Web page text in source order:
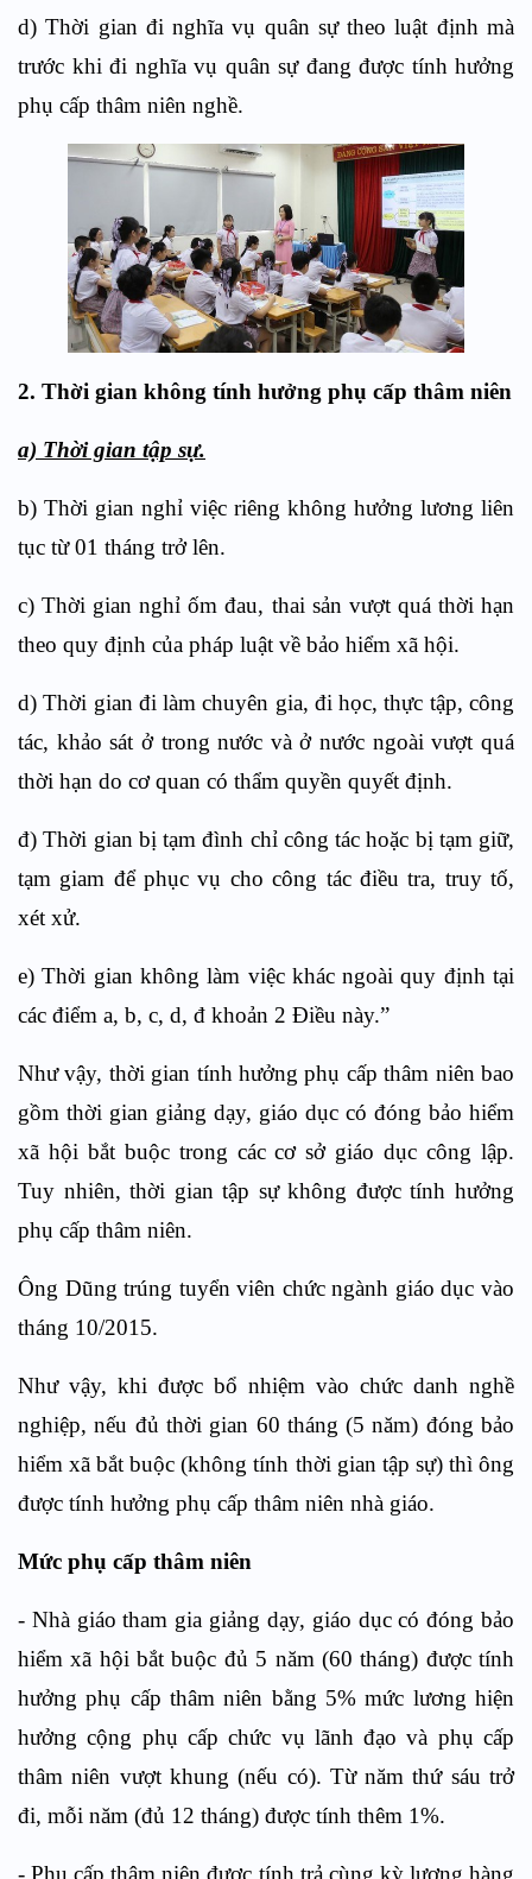
d) Thời gian đi nghĩa vụ quân sự theo luật định mà
trước khi đi nghĩa vụ quân sự đang được tính hưởng
phụ cấp thâm niên nghề.
2. Thời gian không tính hưởng phụ cấp thâm niên
a) Thời gian tập sự.
b) Thời gian nghỉ việc riêng không hưởng lương liên
tục từ 01 tháng trở lên.
c) Thời gian nghỉ ốm đau, thai sản vượt quá thời hạn
theo quy định của pháp luật về bảo hiểm xã hội.
d) Thời gian đi làm chuyên gia, đi học, thực tập, công
tác, khảo sát ở trong nước và ở nước ngoài vượt quá
thời hạn do cơ quan có thẩm quyền quyết định.
đ) Thời gian bị tạm đình chỉ công tác hoặc bị tạm giữ,
tạm giam để phục vụ cho công tác điều tra, truy tố,
xét xử.
e) Thời gian không làm việc khác ngoài quy định tại
các điểm a, b, c, d, đ khoản 2 Điều này.”
Như vậy, thời gian tính hưởng phụ cấp thâm niên bao
gồm thời gian giảng dạy, giáo dục có đóng bảo hiểm
xã hội bắt buộc trong các cơ sở giáo dục công lập.
Tuy nhiên, thời gian tập sự không được tính hưởng
phụ cấp thâm niên.
Ông Dũng trúng tuyển viên chức ngành giáo dục vào
tháng 10/2015.
Như vậy, khi được bổ nhiệm vào chức danh nghề
nghiệp, nếu đủ thời gian 60 tháng (5 năm) đóng bảo
hiểm xã bắt buộc (không tính thời gian tập sự) thì ông
được tính hưởng phụ cấp thâm niên nhà giáo.
Mức phụ cấp thâm niên
- Nhà giáo tham gia giảng dạy, giáo dục có đóng bảo
hiểm xã hội bắt buộc đủ 5 năm (60 tháng) được tính
hưởng phụ cấp thâm niên bằng 5% mức lương hiện
hưởng cộng phụ cấp chức vụ lãnh đạo và phụ cấp
thâm niên vượt khung (nếu có). Từ năm thứ sáu trở
đi, mỗi năm (đủ 12 tháng) được tính thêm 1%.
- Phụ cấp thâm niên được tính trả cùng kỳ lương hàng